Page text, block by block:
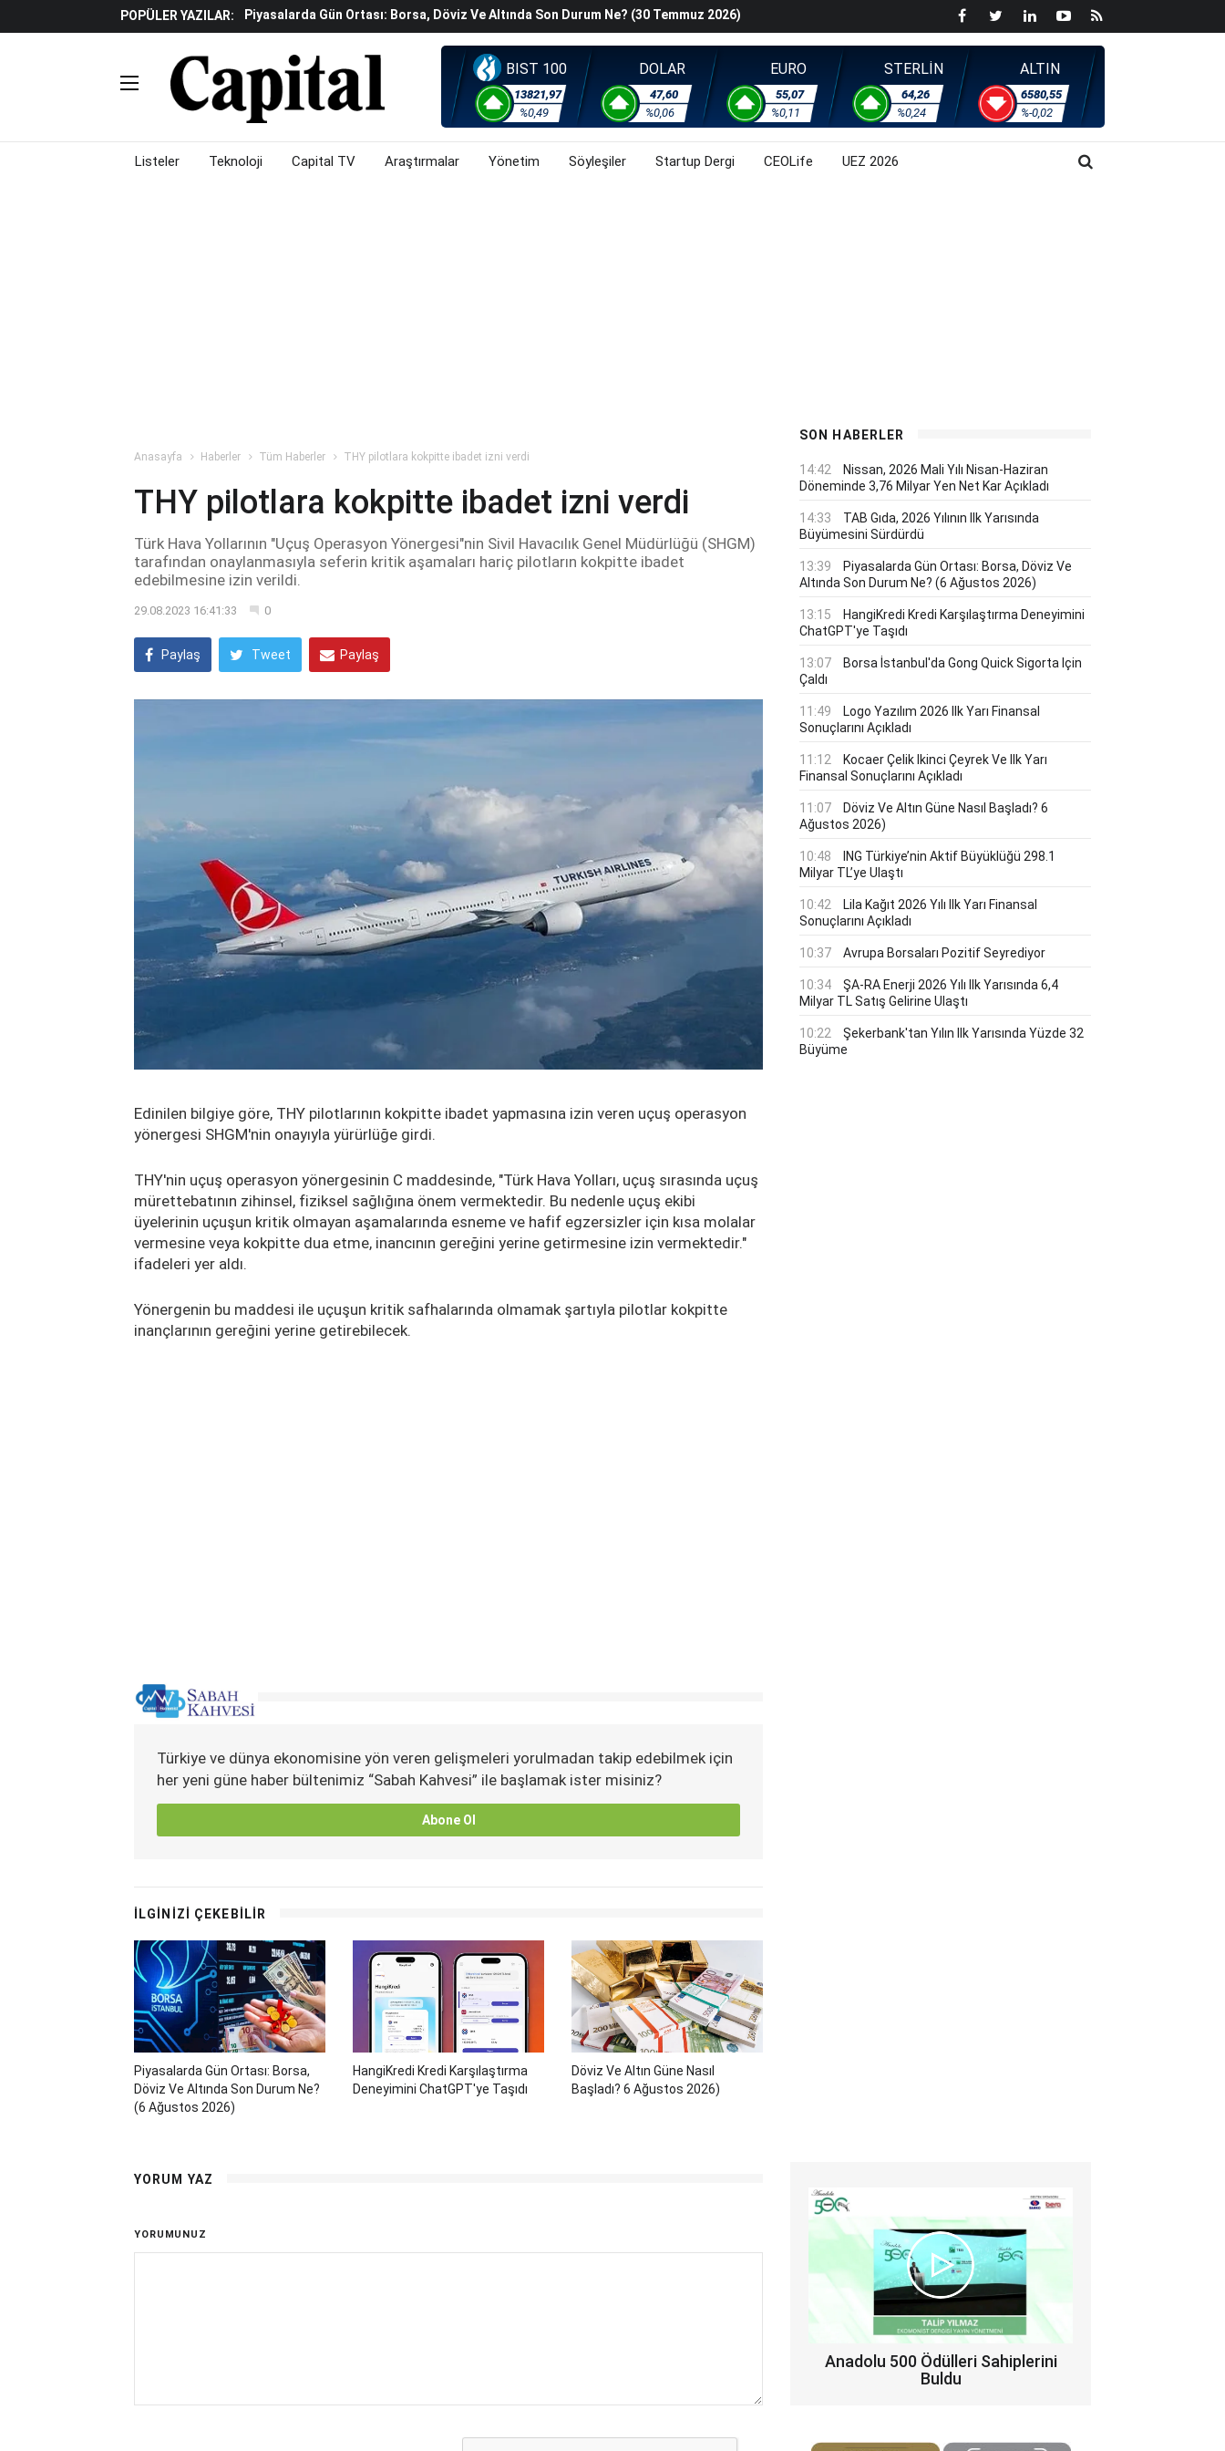
POPÜLER YAZILAR:
İş Dünyasının Acı Kaybı: Orhan Z. Diren Hayatını Kaybetti
Döviz Ve Altın Güne Nasıl Başladı? (30 Temmuz 2026)
Avrupa'da Yatırım Yapmak Isteyenlere Yeni Alternatif: Fransa
Küresel Piyasalarda Fed'e Ilişkin Belirsizlikler Ve Jeopolitik Gerilimlerden Kaynaklı
Satış Baskısı Hakim
Piyasalarda Gün Ortası: Borsa, Döviz Ve Altında Son Durum Ne? (30 Temmuz 2026)
BIST 100
13821,97
%0,49
DOLAR
47,60
%0,06
EURO
55,07
%0,11
STERLİN
64,26
%0,24
ALTIN
6580,55
%-0,02
Listeler Teknoloji Capital TV Araştırmalar Yönetim Söyleşiler Startup Dergi CEOLife UEZ 2026
Anasayfa Haberler Tüm Haberler THY pilotlara kokpitte ibadet izni verdi
THY pilotlara kokpitte ibadet izni verdi
Türk Hava Yollarının "Uçuş Operasyon Yönergesi"nin Sivil Havacılık Genel Müdürlüğü (SHGM)
tarafından onaylanmasıyla seferin kritik aşamaları hariç pilotların kokpitte ibadet
edebilmesine izin verildi.
29.08.2023 16:41:33 0
Paylaş Tweet Paylaş
Edinilen bilgiye göre, THY pilotlarının kokpitte ibadet yapmasına izin veren uçuş operasyon
yönergesi SHGM'nin onayıyla yürürlüğe girdi.
THY'nin uçuş operasyon yönergesinin C maddesinde, "Türk Hava Yolları, uçuş sırasında uçuş
mürettebatının zihinsel, fiziksel sağlığına önem vermektedir. Bu nedenle uçuş ekibi
üyelerinin uçuşun kritik olmayan aşamalarında esneme ve hafif egzersizler için kısa molalar
vermesine veya kokpitte dua etme, inancının gereğini yerine getirmesine izin vermektedir."
ifadeleri yer aldı.
Yönergenin bu maddesi ile uçuşun kritik safhalarında olmamak şartıyla pilotlar kokpitte
inançlarının gereğini yerine getirebilecek.
Türkiye ve dünya ekonomisine yön veren gelişmeleri yorulmadan takip edebilmek için
her yeni güne haber bültenimiz “Sabah Kahvesi” ile başlamak ister misiniz?
Abone Ol
İLGİNİZİ ÇEKEBİLİR
Piyasalarda Gün Ortası: Borsa,
Döviz Ve Altında Son Durum Ne?
(6 Ağustos 2026)
HangiKredi Kredi Karşılaştırma
Deneyimini ChatGPT'ye Taşıdı
Döviz Ve Altın Güne Nasıl
Başladı? 6 Ağustos 2026)
YORUM YAZ
YORUMUNUZ
SON HABERLER
14:42
Nissan, 2026 Mali Yılı Nisan-Haziran
Döneminde 3,76 Milyar Yen Net Kar Açıkladı
14:33
TAB Gıda, 2026 Yılının Ilk Yarısında
Büyümesini Sürdürdü
13:39
Piyasalarda Gün Ortası: Borsa, Döviz Ve
Altında Son Durum Ne? (6 Ağustos 2026)
13:15
HangiKredi Kredi Karşılaştırma Deneyimini
ChatGPT'ye Taşıdı
13:07
Borsa İstanbul'da Gong Quick Sigorta Için
Çaldı
11:49
Logo Yazılım 2026 Ilk Yarı Finansal
Sonuçlarını Açıkladı
11:12
Kocaer Çelik Ikinci Çeyrek Ve Ilk Yarı
Finansal Sonuçlarını Açıkladı
11:07
Döviz Ve Altın Güne Nasıl Başladı? 6
Ağustos 2026)
10:48
ING Türkiye’nin Aktif Büyüklüğü 298.1
Milyar TL’ye Ulaştı
10:42
Lila Kağıt 2026 Yılı Ilk Yarı Finansal
Sonuçlarını Açıkladı
10:37 Avrupa Borsaları Pozitif Seyrediyor
10:34
ŞA-RA Enerji 2026 Yılı Ilk Yarısında 6,4
Milyar TL Satış Gelirine Ulaştı
10:22
Şekerbank'tan Yılın Ilk Yarısında Yüzde 32
Büyüme
Anadolu 500 Ödülleri Sahiplerini
Buldu